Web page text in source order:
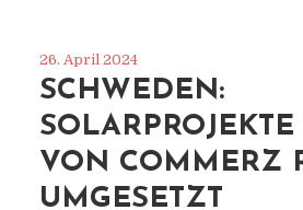
26. April 2024
SCHWEDEN:
VON COMMERZ
UMGESETZT